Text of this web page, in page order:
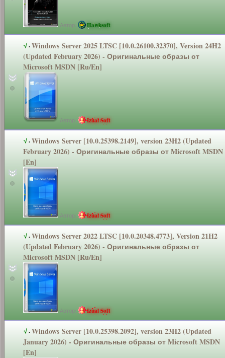
Автор: Hawksoft
√·Windows Server 2025 LTSC [10.0.26100.32370], Version 24H2
(Updated February 2026) - Оригинальныеобразы от
Microsoft MSDN [Ru/En]
Автор: Izual Soft
√·Windows Server [10.0.25398.2149], version 23H2 (Updated
February 2026) - Оригинальныеобразы от Microsoft MSDN
[En]
Автор: Izual Soft
√·Windows Server 2022 LTSC [10.0.20348.4773], Version 21H2
(Updated February 2026) - Оригинальныеобразы от
Microsoft MSDN [Ru/En]
Автор: Izual Soft
√·Windows Server [10.0.25398.2092], version 23H2 (Updated
January 2026) - Оригинальныеобразы от Microsoft MSDN
[En]